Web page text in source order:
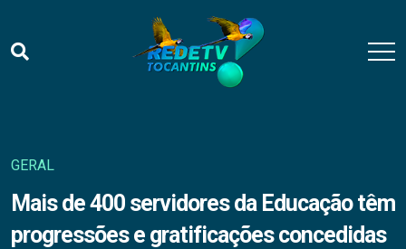
GERAL
Mais de 400 servidores da Educação têm
progressões e gratificações concedidas